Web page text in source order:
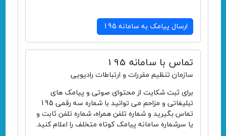
ارسال پیامک به سامانه 195
تماس با سامانه 195
سازمان تنظیم مقررات و ارتباطات رادیویی
برای ثبت شکایت از محتوای صوتی و پیامک های
تبلیغاتی و مزاحم می توانید با شماره سه رقمی 195
تماس بگیرید و شماره تلفن همراه، شماره تلفن ثابت و
یا سرشماره سامانه پیامک کوتاه متخلف را اعلام کنید.